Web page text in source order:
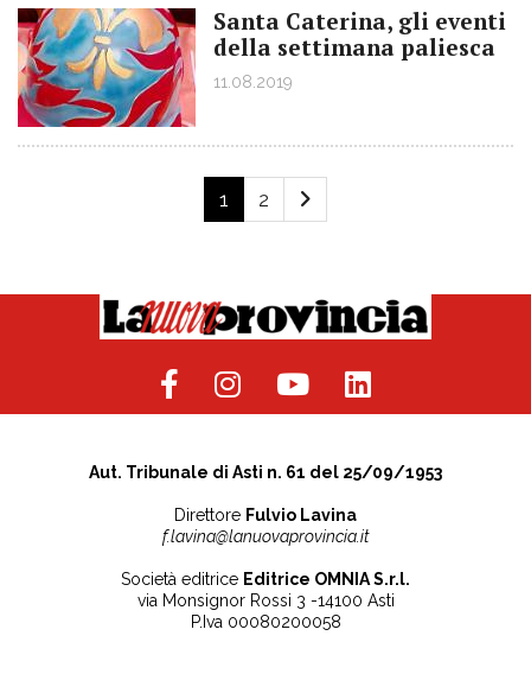
Santa Caterina, gli eventi
della settimana paliesca
11.08.2019
1 2
Aut. Tribunale di Asti n. 61 del 25/09/1953
Direttore Fulvio Lavina
f.lavina@lanuovaprovincia.it
Società editrice Editrice OMNIA S.r.l.
via Monsignor Rossi 3 -14100 Asti
P.Iva 00080200058